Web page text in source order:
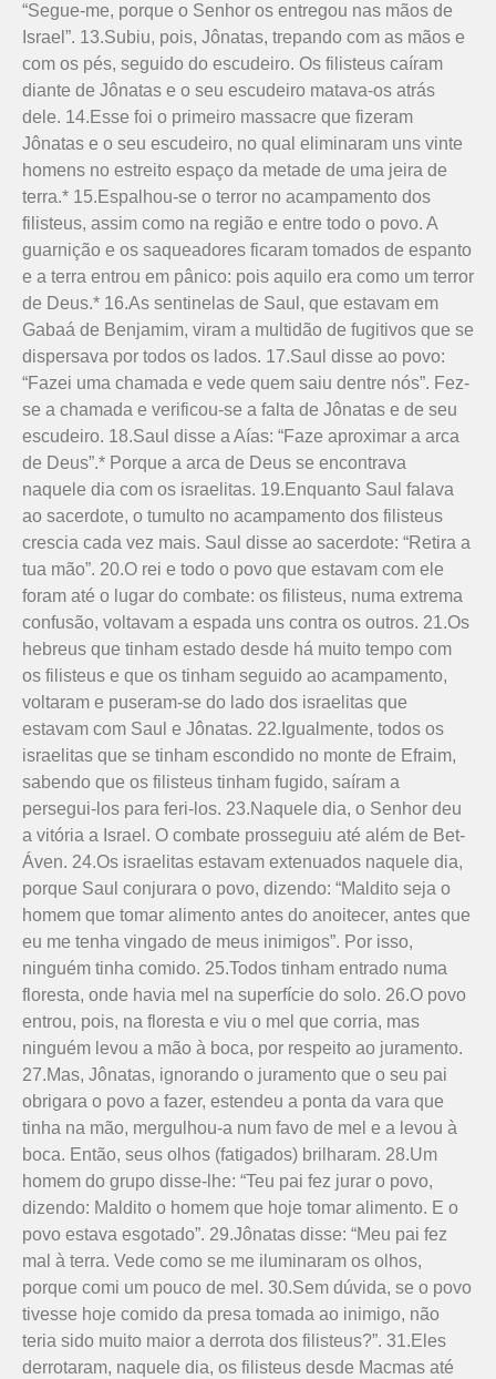
“Segue-me, porque o Senhor os entregou nas mãos de
Israel”. 13.Subiu, pois, Jônatas, trepando com as mãos e
com os pés, seguido do escudeiro. Os filisteus caíram
diante de Jônatas e o seu escudeiro matava-os atrás
dele. 14.Esse foi o primeiro massacre que fizeram
Jônatas e o seu escu­­deiro, no qual eliminaram uns vinte
homens no estreito espaço da metade de uma jeira de
terra.* 15.Espalhou-se o terror no acampamento dos
filisteus, assim como na região e entre todo o povo. A
guarnição e os saqueadores ficaram tomados de espanto
e a terra entrou em pânico: pois aquilo era como um terror
de Deus.* 16.As sentinelas de Saul, que estavam em
Gabaá de Benjamim, viram a multidão de fugitivos que se
dispersava por todos os lados. 17.Saul disse ao povo:
“Fazei uma chamada e vede quem saiu dentre nós”. Fez-
se a chamada e verificou-se a falta de Jônatas e de seu
escudeiro. 18.Saul disse a Aías: “Faze aproximar a arca
de Deus”.* Porque a arca de Deus se encontrava
naquele dia com os israelitas. 19.Enquanto Saul falava
ao sacerdote, o tumulto no acampamento dos filisteus
crescia cada vez mais. Saul disse ao sacerdote: “Retira a
tua mão”. 20.O rei e todo o povo que estavam com ele
foram até o lugar do combate: os filisteus, numa extrema
confusão, voltavam a espada uns contra os outros. 21.Os
hebreus que tinham estado desde há muito tempo com
os filisteus e que os tinham seguido ao acampamento,
voltaram e puseram-se do lado dos israelitas que
estavam com Saul e Jônatas. 22.Igualmente, todos os
israelitas que se tinham escondido no monte de Efraim,
sabendo que os filisteus tinham fugido, saíram a
persegui-los para feri-los. 23.Naquele dia, o Senhor deu
a vitória a Israel. O combate prosseguiu até além de Bet-
Áven. 24.Os israelitas estavam extenuados naquele dia,
porque Saul conjurara o povo, dizendo: “Maldito seja o
homem que tomar alimento antes do anoitecer, antes que
eu me tenha vingado de meus inimigos”. Por isso,
ninguém tinha comido. 25.Todos tinham entrado numa
floresta, onde havia mel na superfície do solo. 26.O povo
entrou, pois, na floresta e viu o mel que corria, mas
ninguém levou a mão à boca, por respeito ao juramento.
27.Mas, Jônatas, ignorando o juramento que o seu pai
obrigara o povo a fazer, estendeu a ponta da vara que
tinha na mão, mergulhou-a num favo de mel e a levou à
boca. Então, seus olhos (fatigados) brilharam. 28.Um
homem do grupo disse-lhe: “Teu pai fez jurar o povo,
dizendo: Maldito o homem que hoje tomar alimento. E o
povo estava esgotado”. 29.Jônatas disse: “Meu pai fez
mal à terra. Vede como se me iluminaram os olhos,
porque comi um pouco de mel. 30.Sem dúvida, se o povo
tivesse hoje comido da presa tomada ao inimigo, não
teria sido muito maior a derrota dos filisteus?”. 31.Eles
derrotaram, naquele dia, os filis­teus desde Macmas até